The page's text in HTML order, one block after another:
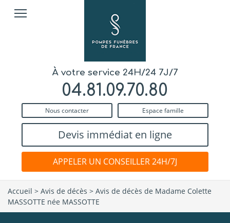
À votre service 24H/24 7J/7
04.81.09.70.80
Nous contacter Espace famille
Devis immédiat en ligne
APPELER UN CONSEILLER 24H/7J
Accueil > Avis de décès > Avis de décès de Madame Colette
MASSOTTE née MASSOTTE